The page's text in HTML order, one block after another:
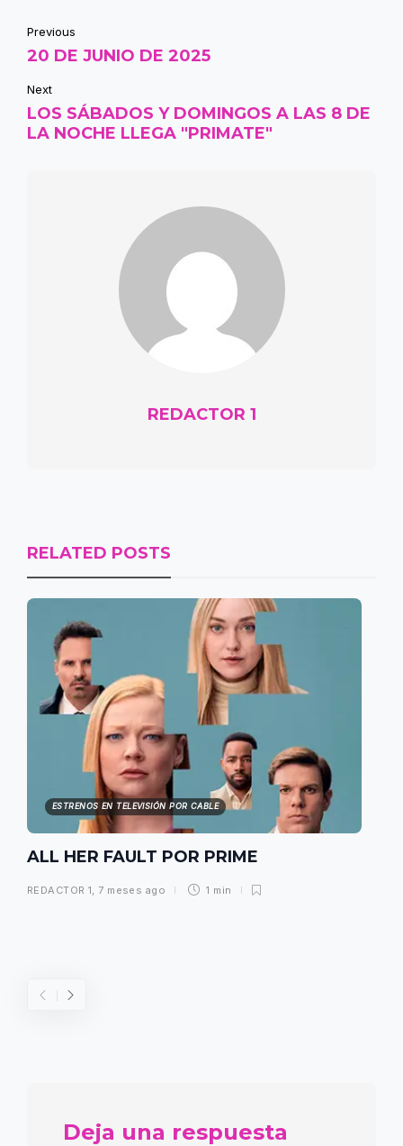
Previous
20 DE JUNIO DE 2025
Next
LOS SÁBADOS Y DOMINGOS A LAS 8 DE
LA NOCHE LLEGA "PRIMATE"
REDACTOR 1
RELATED POSTS
ESTRENOS EN TELEVISIÓN POR CABLE
ALL HER FAULT POR PRIME
REDACTOR 1 7 meses ago 1 min
Deja una respuesta